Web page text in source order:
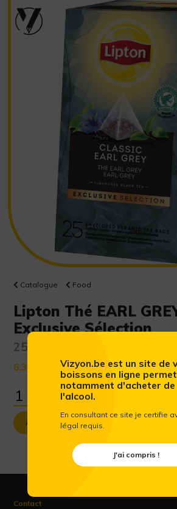
Catalogue Food
Lipton Thé EARL
Exclusive Sélection
25 x 1,3 cl
6.34 € (Prix public conseillé htva)
Ajouter au panier
Contact
Vizyon.be est un site de
boissons en ligne
notamment d'acheter de
l'alcool.
En consultant ce site je certifie
légal requis.
J'ai compris !